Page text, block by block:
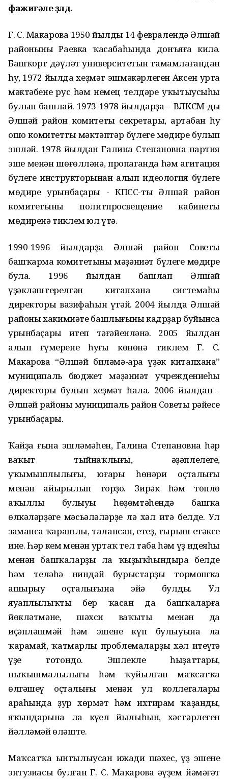
фажиғәле өҙөлдө.
Г. С. Макарова 1950 йылдың 14 февралендә Әлшәй
районының Раевка ҡасабаһында донъяға килә.
Башҡорт дәүләт университетын тамамлағандан
һуң, 1972 йылда хеҙмәт эшмәкәрлеген Аксен урта
мәктәбенең рус һәм немец телдәре уҡытыусыһы
булып башлай. 1973-1978 йылдарҙа – ВЛКСМ-дың
Әлшәй район комитеты секретары, артабан һуң
ошо комитеттың мәктәптәр бүлеге мөдире булып
эшләй. 1978 йылдан Галина Степановна партия
эше менән шөғөлләнә, пропаганда һәм агитация
бүлеге инструкторынан алып идеология бүлеге
мөдире урынбаҫары - КПСС-тың Әлшәй район
комитетының политпросвещение кабинеты
мөдиренә тиклем юл үтә.
1990-1996 йылдарҙа Әлшәй район Советы
башҡарма комитетының мәҙәниәт бүлеге мөдире
була. 1996 йылдан башлап Әлшәй
үҙәкләштерелгән китапхана системаһы
директоры вазифаһын үтәй. 2004 йылда Әлшәй
районы хакимиәте башлығының кадрҙар буйынса
урынбаҫары итеп тәғәйенләнә. 2005 йылдан
алып ғүмеренең һуңғы көнөнә тиклем Г. С.
Макарова “Әлшәй биләмә-ара үҙәк китапхана”
муниципаль бюджет мәҙәниәт учреждениеһы
директоры булып хеҙмәт һала. 2006 йылдан -
Әлшәй районы муниципаль район Советы рәйесе
урынбаҫары.
Ҡайҙа ғына эшләмәһен, Галина Степановна һәр
ваҡыт тыйнаҡлығы, әҙәплелеге,
уҡымышлылығы, юғары һөнәри оҫталығы
менән айырылып торҙо. Зирәк һәм төплө
аҡыллы булыуы һөҙөмтәһендә башҡа
өлкәләрҙәге мәсьәләләрҙе лә хәл итә белде. Ул
заманса ҡарашлы, талапсан, етеҙ, тырыш етәксе
ине. Һәр кем менән уртаҡ тел таба һәм үҙ идеяһы
менән башҡаларҙы ла ҡыҙыҡһындыра белде
һәм теләһә ниндәй бурыстарҙы тормошҡа
ашырыу оҫталығына эйә булды. Ул
яуаплылыҡты бер ҡасан да башҡаларға
йөкләтмәне, шәхси ваҡыты менән да
иҫәпләшмәй һәм эшенең күп булыуына ла
ҡарамай, ҡатмарлы проблемаларҙы хәл итеүгә
үҙе тотондо. Эшлекле һыҙаттары,
ныҡышмалылығы һәм ҡуйылған маҡсатҡа
өлгәшеү оҫталығы менән ул коллегалары
араһында ҙур хөрмәт һәм ихтирам ҡаҙанды,
яҡындарына ла күңел йылыһын, хәстәрлеген
йәлләмәй өләште.
Маҡсатҡа ынтылыусан ижади шәхес, үҙ эшенең
энтузиасы булған Г. С. Макарова әүҙем йәмәғәт